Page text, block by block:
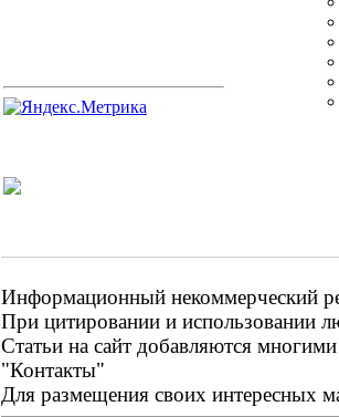
Информационный некоммерческий
При цитировании и использовании
Статьи на сайт добавляются
"Контакты"
Для размещения своих интересных